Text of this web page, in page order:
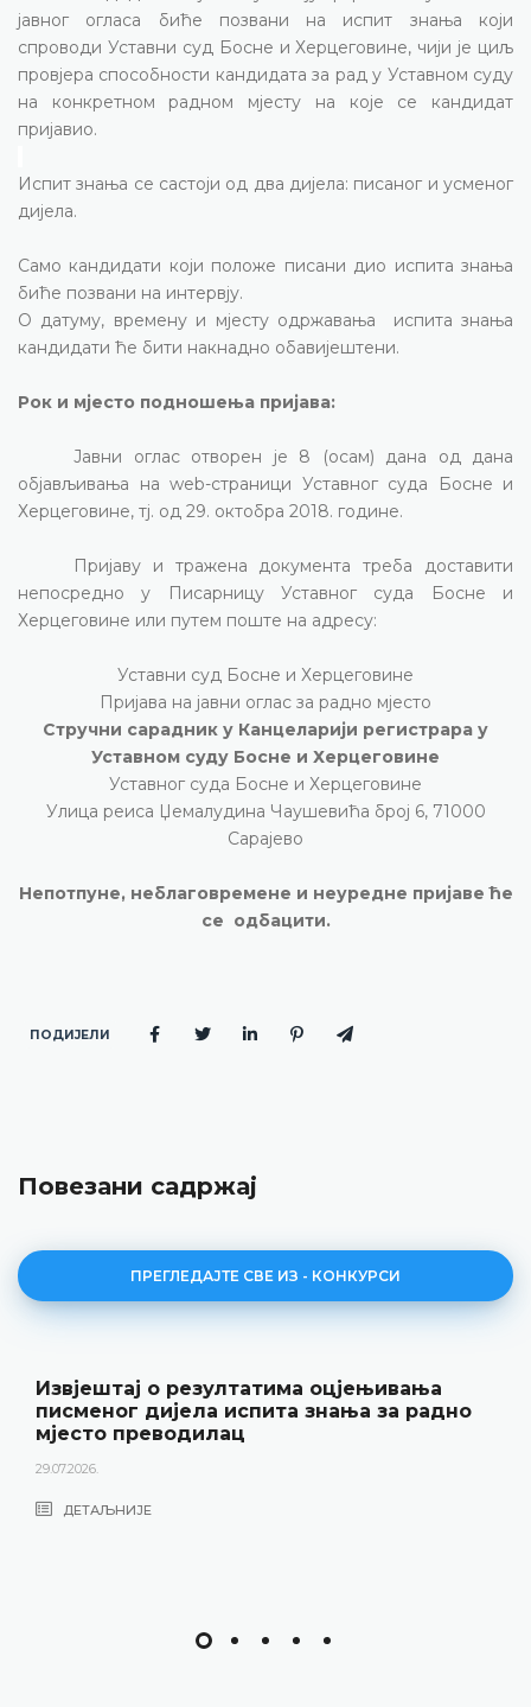
јавног огласа биће позвани на испит знања који
спроводи Уставни суд Босне и Херцеговине, чији је циљ
провјера способности кандидата за рад у Уставном суду
на конкретном радном мјесту на које се кандидат
пријавио.
Испит знања се састоји од два дијела: писаног и усменог
дијела.
Само кандидати који положе писани дио испита знања
биће позвани на интервју.
О датуму, времену и мјесту одржавања
испита знања
кандидати ће бити накнадно обавијештени.
Рок и мјесто подношења пријава:
Јавни оглас отворен је 8 (осам) дана од дана
објављивања на wеb-страници Уставног суда Босне и
Херцеговине, тј. од 29. октобра 2018. године.
Пријаву и тражена документа треба доставити
непосредно у Писарницу Уставног суда Босне и
Херцеговине или путем поште на адресу:
Уставни суд Босне и Херцеговине
Пријава на јавни оглас за радно мјесто
Стручни сарадник у Канцеларији регистрара у
Уставном суду Босне и Херцеговине
Уставног суда Босне и Херцеговине
Улица реиса Џемалудина Чаушевића број 6, 71000
Сарајево
Непотпуне, неблаговремене и неуредне пријаве ће
се одбацити.
ПОДИЈЕЛИ
Повезани садржај
ПРЕГЛЕДАЈТЕ СВЕ ИЗ - КОНКУРСИ
оцјењивања
знања за радно
Јавни оглас за
22.06.2026.